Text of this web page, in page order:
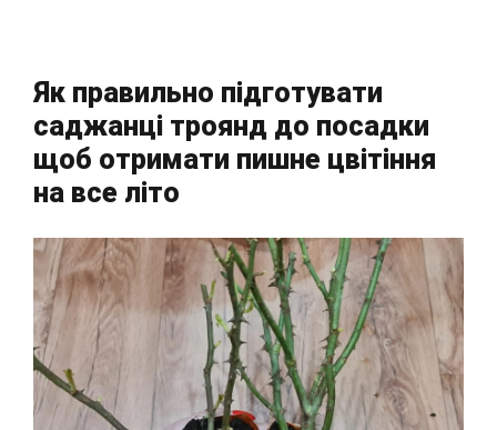
Як правильно підготувати
саджанці троянд до посадки
щоб отримати пишне цвітіння
на все літо